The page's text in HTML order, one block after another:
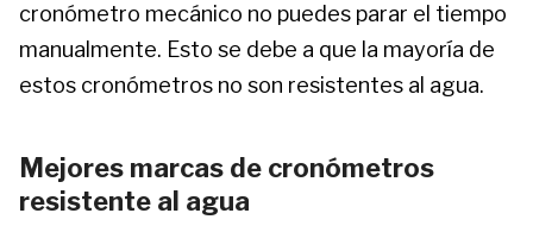
cronómetro mecánico no puedes parar el tiempo
manualmente. Esto se debe a que la mayoría de
estos cronómetros no son resistentes al agua.
Mejores marcas de cronómetros
resistente al agua